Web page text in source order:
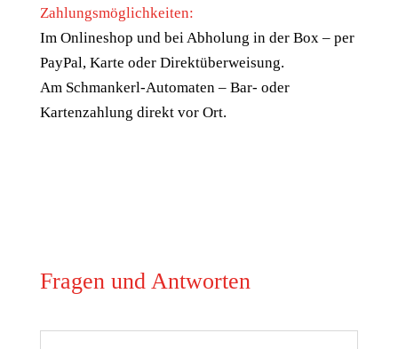
Zahlungsmöglichkeiten:
Im Onlineshop und bei Abholung in der Box – per
PayPal, Karte oder Direktüberweisung.
Am Schmankerl-Automaten – Bar- oder
Kartenzahlung direkt vor Ort.
Fragen und Antworten